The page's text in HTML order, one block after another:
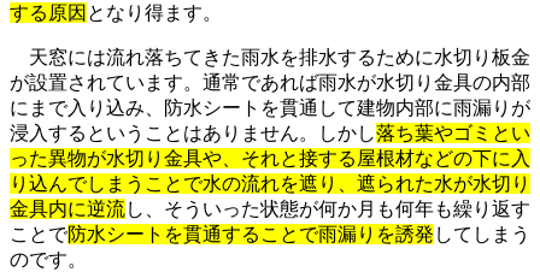
する原因 となり得ます。
天窓には流れ落ちてきた雨水を排水するために水切り板金
が設置されています。通常であれば雨水が水切り金具の内部
にまで入り込み、防水シートを貫通して建物内部に雨漏りが
浸入するということはありません。しかし落ち葉やゴミとい
った異物が水切り金具や、それと接する屋根材などの下に入
り込んでしまうことで水の流れを遮り、遮られた水が水切り
金具内に逆流し、そういった状態が何か月も何年も繰り返す
ことで防水シートを貫通することで雨漏りを誘発 してしまう
のです。